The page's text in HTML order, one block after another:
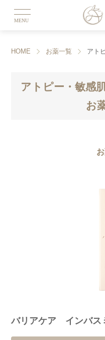
MENU
HOME お薬一覧 アト
アトピー・敏感
お
バリアケア インバス